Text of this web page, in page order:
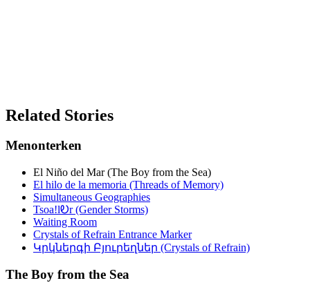
Related Stories
Menonterken
El Niño del Mar (The Boy from the Sea)
El hilo de la memoria (Threads of Memory)
Simultaneous Geographies
Tsoa!lᎧr (Gender Storms)
Waiting Room
Crystals of Refrain Entrance Marker
Կրկներգի Բյուրեղներ (Crystals of Refrain)
The Boy from the Sea